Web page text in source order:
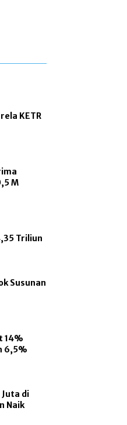
KETR
M
Triliun
Susunan
14%
6,5%
Juta di
Naik